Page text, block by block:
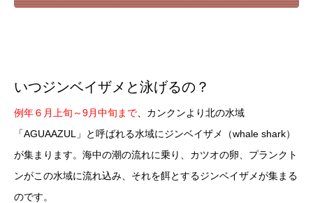
いつジンベイザメと泳げるの？
例年６月上旬～9月中旬まで 、カンクンより北の水域
「AGUAAZUL」と呼ばれる水域にジンベイザメ（whale shark）
が集まります。海中の潮の流れに乗り、カツオの卵、プランクト
ンがこの水域に流れ込み、それを餌とするジンベイザメが集まる
のです。